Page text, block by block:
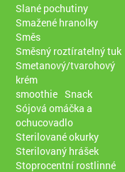
Slané pochutiny
Smažené hranolky
Směs
Směsný roztíratelný tuk
Smetanový/tvarohový
krém
smoothie Snack
Sójová omáčka a
ochucovadlo
Sterilované okurky
Sterilovaný hrášek
Stoprocentní rostlinné